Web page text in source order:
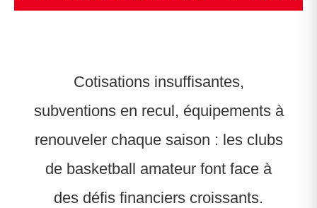
Cotisations insuffisantes,
subventions en recul, équipements à
renouveler chaque saison : les clubs
de basketball amateur font face à
des défis financiers croissants.